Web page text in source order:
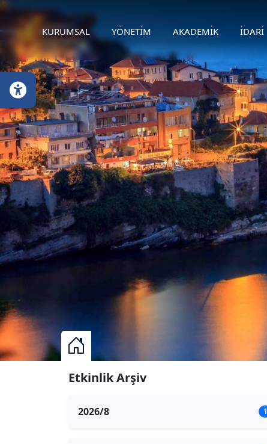
KURUMSAL YÖNETİM AKADEMİK İDARİ
Etkinlik Arşiv
2026/8 1